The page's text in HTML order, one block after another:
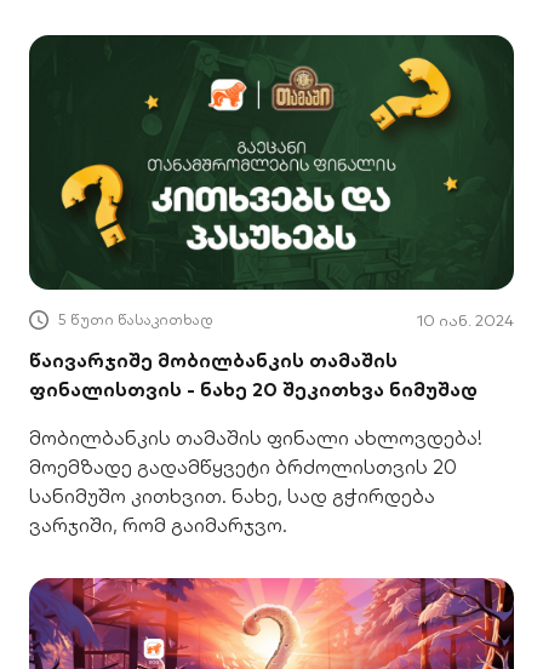
5 წუთი წასაკითხად 10 იან. 2024
წაივარჯიშე მობილბანკის თამაშის
ფინალისთვის - ნახე 20 შეკითხვა ნიმუშად
მობილბანკის თამაშის ფინალი ახლოვდება!
მოემზადე გადამწყვეტი ბრძოლისთვის 20
სანიმუშო კითხვით. ნახე, სად გჭირდება
ვარჯიში, რომ გაიმარჯვო.